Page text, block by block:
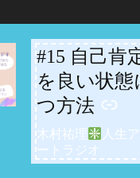
#15 自己肯
を良い状態
つ方法
-
木村祐理
人生
ートラジオ